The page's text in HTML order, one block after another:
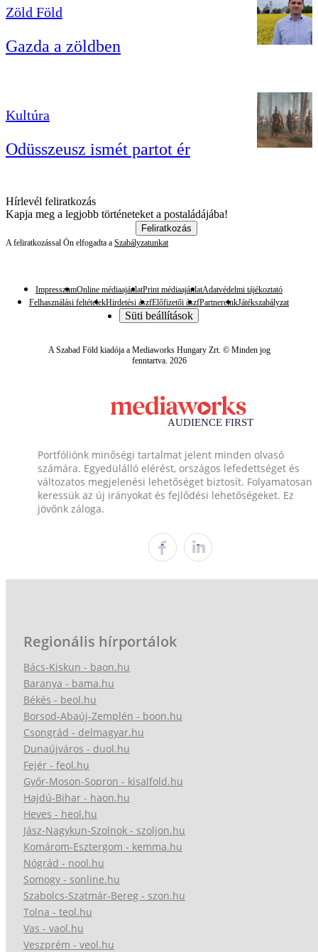
Zöld Föld
Gazda a zöldben
Kultúra
Odüsszeusz ismét partot ér
Hírlevél feliratkozás
Kapja meg a legjobb történeteket a postaládájába!
Feliratkozás
A feliratkozással Ön elfogadta a Szabályzatunkat
ImpresszumOnline médiaajánlatPrint médiaajánlatAdatvédelmi tájékoztató
Felhasználási feltételekHirdetési ászfElőfizetői ászfPartnereinkJátékszabályzat
Süti beállítások
A Szabad Föld kiadója a Mediaworks Hungary Zrt. © Minden jog
fenntartva. 2026
Portfóliónk minőségi tartalmat jelent minden olvasó
számára. Egyedülálló elérést, országos lefedettséget és
változatos megjelenési lehetőséget biztosít. Folyamatosan
keressük az új irányokat és fejlődési lehetőségeket. Ez
jövőnk záloga.
Regionális hírportálok
Bács-Kiskun - baon.hu
Baranya - bama.hu
Békés - beol.hu
Borsod-Abaúj-Zemplén - boon.hu
Csongrád - delmagyar.hu
Dunaújváros - duol.hu
Fejér - feol.hu
Győr-Moson-Sopron - kisalfold.hu
Hajdú-Bihar - haon.hu
Heves - heol.hu
Jász-Nagykun-Szolnok - szoljon.hu
Komárom-Esztergom - kemma.hu
Nógrád - nool.hu
Somogy - sonline.hu
Szabolcs-Szatmár-Bereg - szon.hu
Tolna - teol.hu
Vas - vaol.hu
Veszprém - veol.hu